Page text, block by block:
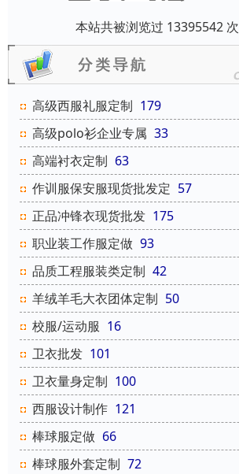
本站共被浏览过 13395542 次
高级西服礼服定制 179
高级polo衫企业专属 33
高端衬衣定制 63
作训服保安服现货批发定 57
正品冲锋衣现货批发 175
职业装工作服定做 93
品质工程服装类定制 42
羊绒羊毛大衣团体定制 50
校服/运动服 16
卫衣批发 101
卫衣量身定制 100
西服设计制作 121
棒球服定做 66
棒球服外套定制 72